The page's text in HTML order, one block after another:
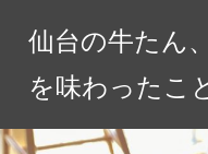
ツ
仙台の牛たん
を味わったこ